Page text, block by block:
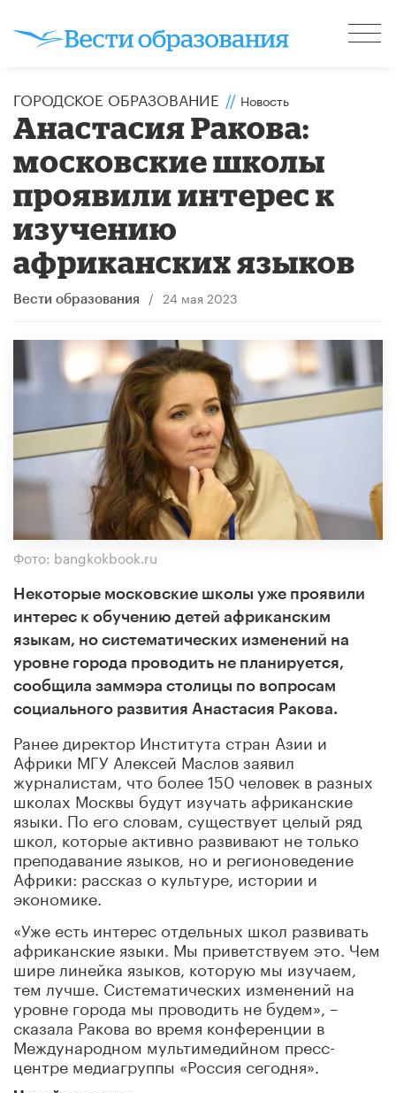
ГОРОДСКОЕ ОБРАЗОВАНИЕ // Новость
Анастасия Ракова:
московские школы
проявили интерес к
изучению
африканских языков
Вести образования / 24 мая 2023
Фото: bangkokbook.ru
Некоторые московские школы уже проявили
интерес к обучению детей африканским
языкам, но систематических изменений на
уровне города проводить не планируется,
сообщила заммэра столицы по вопросам
социального развития Анастасия Ракова.
Ранее директор Института стран Азии и
Африки МГУ Алексей Маслов заявил
журналистам, что более 150 человек в разных
школах Москвы будут изучать африканские
языки. По его словам, существует целый ряд
школ, которые активно развивают не только
преподавание языков, но и регионоведение
Африки: рассказ о культуре, истории и
экономике.
«Уже есть интерес отдельных школ развивать
африканские языки. Мы приветствуем это. Чем
шире линейка языков, которую мы изучаем,
тем лучше. Систематических изменений на
уровне города мы проводить не будем», –
сказала Ракова во время конференции в
Международном мультимедийном пресс-
центре медиагруппы «Россия сегодня».